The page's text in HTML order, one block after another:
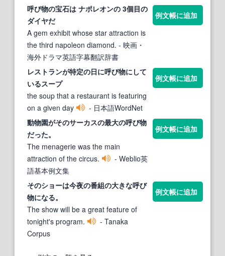
呼び物の宝石は ナポレオンの 3個目の
ダイヤだ
A gem exhibit whose star attraction is
the third napoleon diamond. - 映画・
海外ドラマ英語字幕翻訳辞書
例文帳に追加
レストランが特定の日に呼び物にして
いるスープ
the soup that a restaurant is featuring
on a given day
- 日本語WordNet
例文帳に追加
動物園がそのサーカスの最大の呼び物
だった。
The menagerie was the main
attraction of the circus.
- Weblio英
語基本例文集
例文帳に追加
そのショーは今夜の番組の大きな呼び
物になる。
The show will be a great feature of
tonight's program.
- Tanaka
Corpus
例文帳に追加